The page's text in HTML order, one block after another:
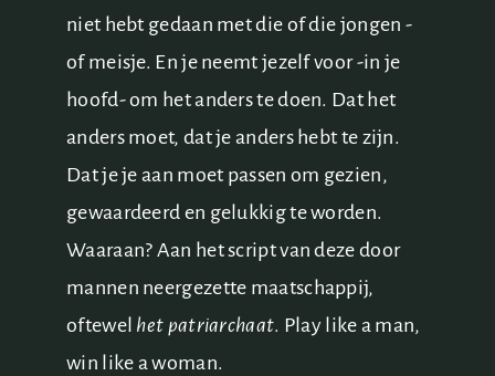
niet hebt gedaan met die of die jongen -
of meisje. En je neemt jezelf voor -in je
hoofd- om het anders te doen. Dat het
anders moet, dat je anders hebt te zijn.
Dat je je aan moet passen om gezien,
gewaardeerd en gelukkig te worden.
Waaraan? Aan het script van deze door
mannen neergezette maatschappij,
oftewel het patriarchaat. Play like a man,
win like a woman.